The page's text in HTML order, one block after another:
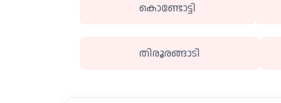
കൊണ്ടോട്ടി
തിരൂരങ്ങാടി